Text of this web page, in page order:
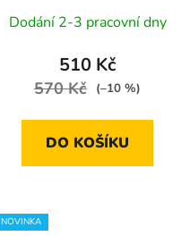
Dodání 2-3 pracovní dny
510 Kč
570 Kč (–10 %)
DO KOŠÍKU
NOVINKA